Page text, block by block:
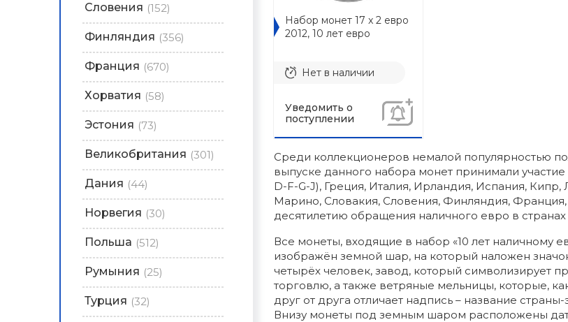
Словения (152)
Финляндия (356)
Франция (670)
Хорватия (58)
Эстония (73)
Великобритания (301)
Дания (44)
Норвегия (30)
Польша (512)
Румыния (25)
Турция (32)
Набор монет 17 x 2 евро
2012, 10 лет евро
Нет в наличии
Уведомить о
поступлении
Среди коллекционеров немалой популярностью
выпуске данного набора монет принимали
D-F-G-J), Греция, Италия, Ирландия, Испания,
Марино, Словакия, Словения, Финляндия,
десятилетию обращения наличного евро в
Все монеты, входящие в набор «10 лет наличному
изображён земной шар, на который наложен
четырёх человек, завод, который символизирует
торговлю, а также ветряные мельницы, которые,
друг от друга отличает надпись – название
Внизу монеты под земным шаром расположены